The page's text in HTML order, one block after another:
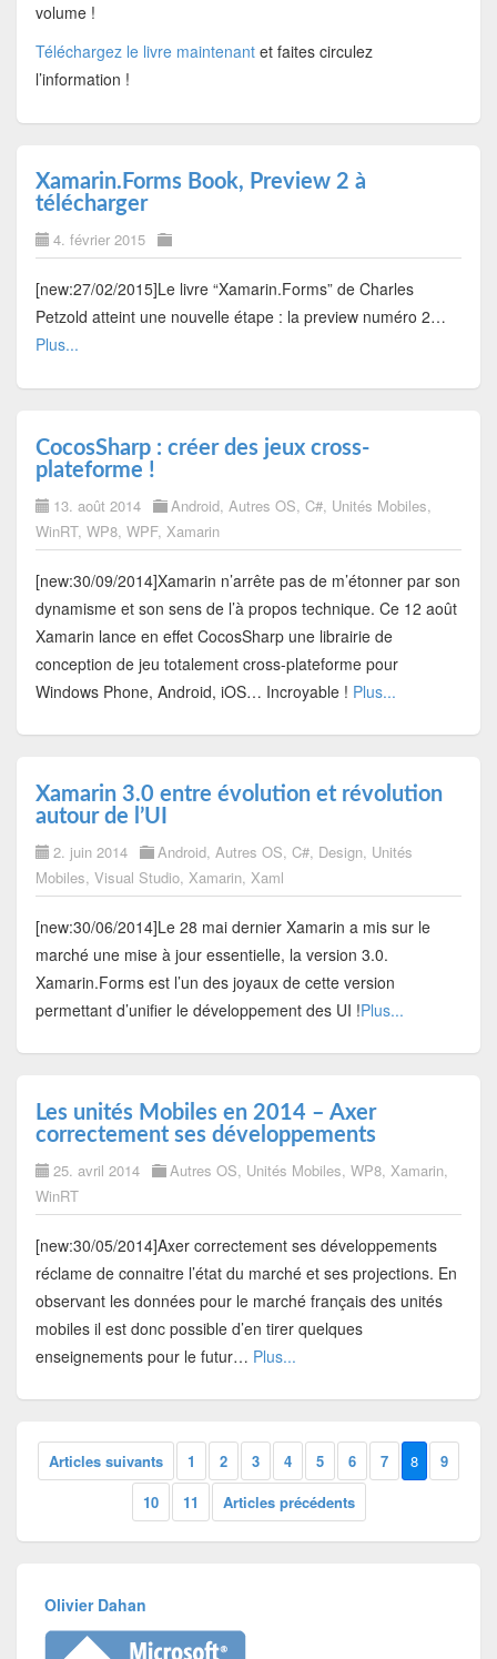
volume !
Téléchargez le livre maintenantet faites circulez
l’information !
Xamarin.Forms Book, Preview 2 à
télécharger
4. février 2015
[new:27/02/2015]Le livre “Xamarin.Forms” de Charles
Petzold atteint une nouvelle étape : la preview numéro 2…
Plus...
CocosSharp : créer des jeux cross-
plateforme !
13. août 2014 Android, Autres OS, C#, Unités Mobiles,
WinRT, WP8, WPF, Xamarin
[new:30/09/2014]Xamarin n’arrête pas de m’étonner par son
dynamisme et son sens de l’à propos technique. Ce 12 août
Xamarin lance en effet CocosSharp une librairie de
conception de jeu totalement cross-plateforme pour
Windows Phone, Android, iOS… Incroyable ! Plus...
Xamarin 3.0 entre évolution et révolution
autour de l’UI
2. juin 2014 Android, Autres OS, C#, Design, Unités
Mobiles, Visual Studio, Xamarin, Xaml
[new:30/06/2014]Le 28 mai dernier Xamarin a mis sur le
marché une mise à jour essentielle, la version 3.0.
Xamarin.Forms est l’un des joyaux de cette version
permettant d’unifier le développement des UI !Plus...
Les unités Mobiles en 2014 – Axer
correctement ses développements
25. avril 2014 Autres OS, Unités Mobiles, WP8, Xamarin,
WinRT
[new:30/05/2014]Axer correctement ses développements
réclame de connaitre l’état du marché et ses projections. En
observant les données pour le marché français des unités
mobiles il est donc possible d’en tirer quelques
enseignements pour le futur… Plus...
Articles suivants 1 2 3 4 5 6 7 8
9
10
11 Articles précédents
Olivier Dahan